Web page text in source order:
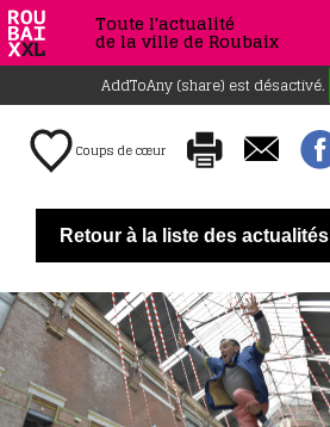
Toute l'actualité
de la ville de Roubaix
AddToAny (share) est désactivé.
Coups de cœur
Retour à la liste des actualités